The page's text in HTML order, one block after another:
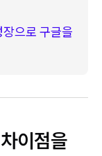
으로 구글을
이점을